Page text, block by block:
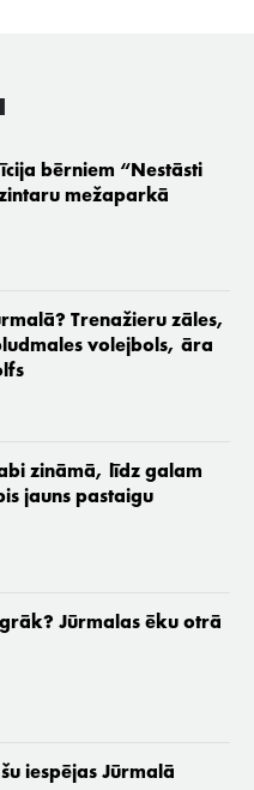
bērniem “Nestāsti
mežaparkā
Trenažieru zāles,
volejbols, āra
zināmā, līdz galam
jauns pastaigu
Jūrmalas ēku otrā
iespējas Jūrmalā